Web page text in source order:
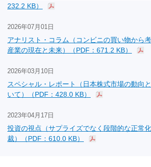
232.2 KB）
2026年07月01日
アナリスト・コラム（コンビニの買い物から
産業の現在と未来）（PDF：671.2 KB）
2026年03月10日
スペシャル・レポート（日本株式市場の動向
いて）（PDF：428.0 KB）
2023年04月17日
投資の視点（サプライズでなく段階的な正常
裁）（PDF：610.0 KB）